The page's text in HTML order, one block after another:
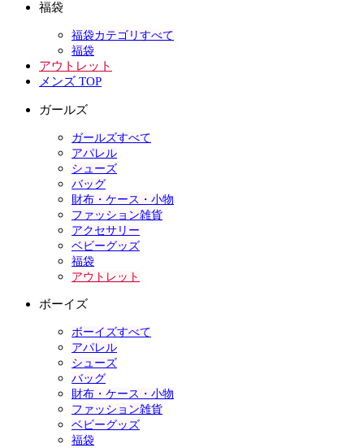
福袋
福袋カテゴリすべて
福袋
アウトレット
メンズ TOP
ガールズ
ガールズすべて
アパレル
シューズ
バッグ
財布・ケース・小物
ファッション雑貨
アクセサリー
ベビーグッズ
福袋
アウトレット
ボーイズ
ボーイズすべて
アパレル
シューズ
バッグ
財布・ケース・小物
ファッション雑貨
ベビーグッズ
福袋